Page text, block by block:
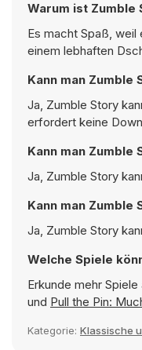
Warum ist Zumble
Es macht Spaß,
einem lebhaften
Kann man
Ja, Zumble Story
erfordert keine
Kann man
Ja, Zumble Story
Kann man Zumble
Ja, Zumble Story
Welche Spiele
Erkunde mehr
und Pull the Pin:
Kategorie: Klassische